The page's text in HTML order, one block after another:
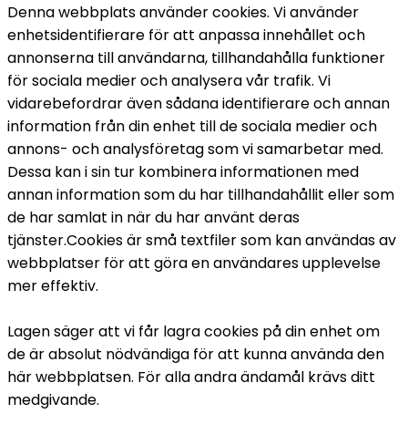
Denna webbplats använder cookies. Vi använder
enhetsidentifierare för att anpassa innehållet och
annonserna till användarna, tillhandahålla funktioner
för sociala medier och analysera vår trafik. Vi
vidarebefordrar även sådana identifierare och annan
information från din enhet till de sociala medier och
annons- och analysföretag som vi samarbetar med.
Dessa kan i sin tur kombinera informationen med
annan information som du har tillhandahållit eller som
de har samlat in när du har använt deras
tjänster.Cookies är små textfiler som kan användas av
webbplatser för att göra en användares upplevelse
mer effektiv.
Lagen säger att vi får lagra cookies på din enhet om
de är absolut nödvändiga för att kunna använda den
här webbplatsen. För alla andra ändamål krävs ditt
medgivande.